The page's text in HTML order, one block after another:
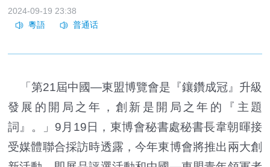
2024-09-19 23:38
「第21屆中國—東盟博覽會是『鑲鑽成冠』升級
發展的開局之年，創新是開局之年的『主題
詞』。」9月19日，東博會秘書處秘書長韋朝暉接
受媒體聯合採訪時透露，今年東博會將推出兩大創